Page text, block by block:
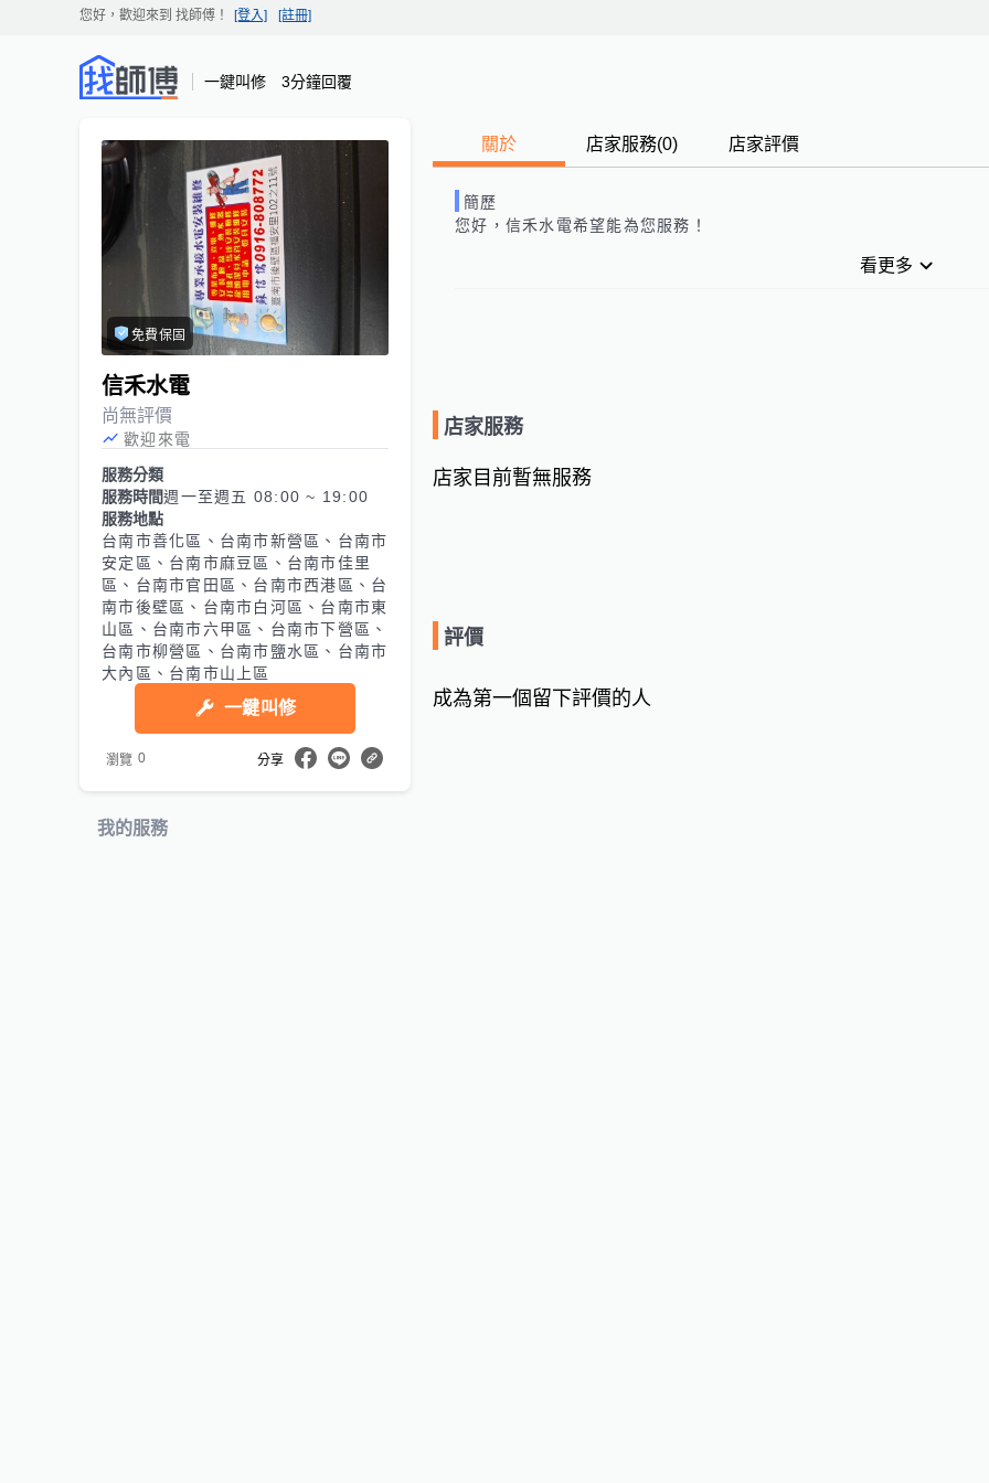
您好，歡迎來到 找師傅 ！ [登入] [註冊]
一鍵叫修 3分鐘回覆
免費保固
信禾水電
尚無評價
歡迎來電
服務分類
服務時間週一至週五 08:00 ~ 19:00
服務地點
台南市善化區、台南市新營區、台南市
安定區、台南市麻豆區、台南市佳里
區、台南市官田區、台南市西港區、台
南市後壁區、台南市白河區、台南市東
山區、台南市六甲區、台南市下營區、
台南市柳營區、台南市鹽水區、台南市
大內區、台南市山上區
一鍵叫修
瀏覽 0 分享
我的服務
關於 店家服務(0) 店家評價
簡歷
您好， 信禾水電希望能為您服務！
看更多
店家服務
店家目前暫無服務
評價
成為第一個留下評價的人